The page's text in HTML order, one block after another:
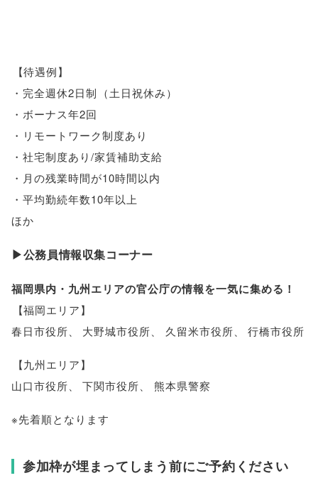
【待遇例】
・完全週休2日制 （土日祝休み）
・ボーナス年2回
・リモートワーク制度あり
・社宅制度あり/家賃補助支給
・月の残業時間が10時間以内
・平均勤続年数10年以上
ほか
▶公務員情報収集コーナー
福岡県内・九州エリアの官公庁の情報を一気に集める！
【福岡エリア】
春日市役所
大野城市役所 久留米市役所 行橋市役所
【九州エリア】
山口市役所
下関市役所 熊本県警察
※先着順となります
参加枠が埋まってしまう前にご予約ください